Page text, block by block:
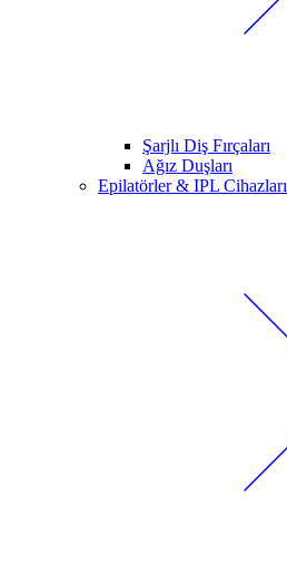
Şarjlı Diş Fırçaları
Ağız Duşları
Epilatörler & IPL Cihazları